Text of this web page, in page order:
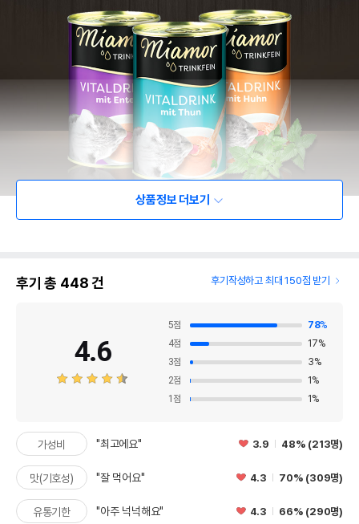
상품정보 더보기
후기 총 448건 후기작성하고 최대 150점 받기
4.6
5점 78%
4점 17%
3점 3%
2점 1 %
1 점 1 %
가성비 "최고에요" 3.9 48% (213명)
맛(기호성) "잘 먹어요" 4.3 70% (309명)
유통기한 "아주 넉넉해요" 4.3 66% (290명)